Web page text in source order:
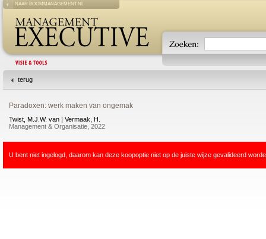
NAAR BOOMMANAGEMENT.NL
terug
Paradoxen: werk maken van ongemak
Twist, M.J.W. van | Vermaak, H.
Management & Organisatie, 2022
U bent niet ingelogd, daarom kan deze koopoptie niet op de juiste wijze gevalideerd